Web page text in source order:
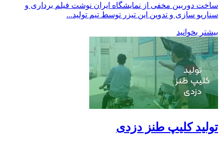
ساخت دوربین مخفی از نمایشگاه ایران نوشت فیلم برداری و
سناریو سازی و تدوین این تیزر توسط تیم تولید...
بیشتر بخوانید
تولید کلیپ طنز دزدی